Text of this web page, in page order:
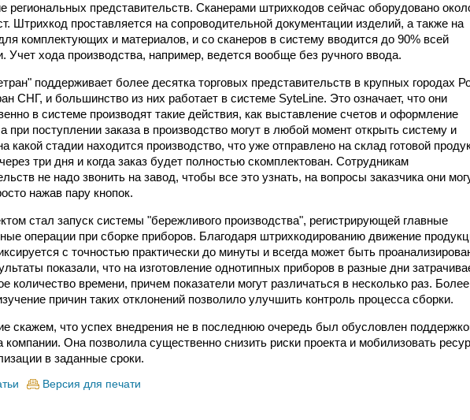
региональных представительств. Сканерами штрихкодов сейчас оборудовано
Штрихкод проставляется на сопроводительной документации изделий, а также на
комплектующих и материалов, и со сканеров в систему вводится до 90% всей
Учет хода производства, например, ведется вообще без ручного ввода.
поддерживает более десятка торговых представительств в крупных городах
СНГ, и большинство из них работает в системе SyteLine. Это означает, что они
в системе производят такие действия, как выставление счетов и оформление
а при поступлении заказа в производство могут в любой момент открыть систему и
какой стадии находится производство, что уже отправлено на склад готовой
три дня и когда заказ будет полностью скомплектован. Сотрудникам
не надо звонить на завод, чтобы все это узнать, на вопросы заказчика они
нажав пару кнопок.
стал запуск системы "бережливого производства", регистрирующей главные
операции при сборке приборов. Благодаря штрихкодированию движение
с точностью практически до минуты и всегда может быть
показали, что на изготовление однотипных приборов в разные дни
количество времени, причем показатели могут различаться в несколько раз. Более
причин таких отклонений позволило улучшить контроль процесса сборки.
скажем, что успех внедрения не в последнюю очередь был обусловлен
компании. Она позволила существенно снизить риски проекта и мобилизовать
в заданные сроки.
Версия для печати